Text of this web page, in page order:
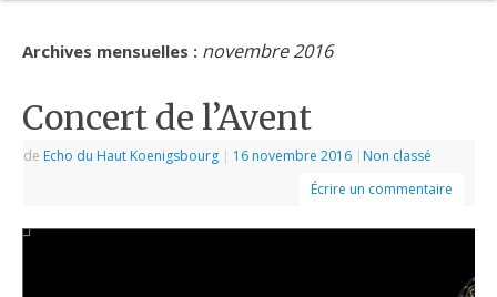
Archives mensuelles : novembre 2016
Concert de l’Avent
de Echo du Haut Koenigsbourg | 16 novembre 2016 | Non classé
Écrire un commentaire